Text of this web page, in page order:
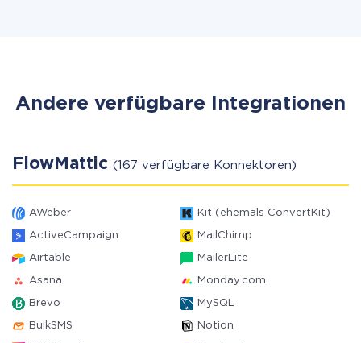
Andere verfügbare Integrationen
FlowMattic (167 verfügbare Konnektoren)
AWeber Kit (ehemals ConvertKit)
ActiveCampaign MailChimp
Airtable MailerLite
Asana Monday.com
Brevo MySQL
BulkSMS Notion